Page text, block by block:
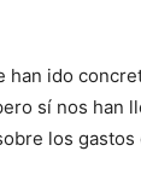
ido
sí nos han
los gastos